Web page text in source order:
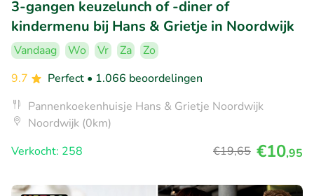
3-gangen keuzelunch of -diner of
kindermenu bij Hans & Grietje in Noordwijk
Vandaag Wo Vr Za
Zo
9.7
Perfect • 1.066 beoordelingen
Pannenkoekenhuisje Hans & Grietje Noordwijk
Noordwijk (0km)
Verkocht: 258
€19,65 €10,95